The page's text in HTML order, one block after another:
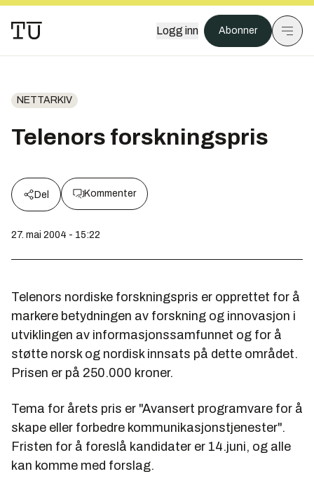
Logg inn Abonner
NETTARKIV
Telenors forskningspris
Del Kommenter
27. mai 2004 - 15:22
Telenors nordiske forskningspris er opprettet for å
markere betydningen av forskning og innovasjon i
utviklingen av informasjonssamfunnet og for å
støtte norsk og nordisk innsats på dette området.
Prisen er på 250.000 kroner.
Tema for årets pris er "Avansert programvare for å
skape eller forbedre kommunikasjonstjenester".
Fristen for å foreslå kandidater er 14.juni, og alle
kan komme med forslag.